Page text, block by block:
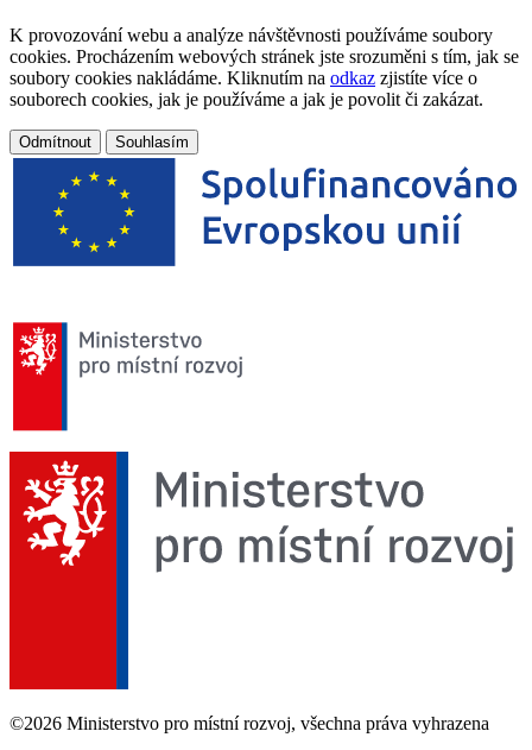
K provozování webu a analýze návštěvnosti používáme soubory
cookies. Procházením webových stránek jste srozuměni s tím, jak se
soubory cookies nakládáme. Kliknutím na odkaz zjistíte více o
souborech cookies, jak je používáme a jak je povolit či zakázat.
Odmítnout Souhlasím
©2026 Ministerstvo pro místní rozvoj, všechna práva vyhrazena